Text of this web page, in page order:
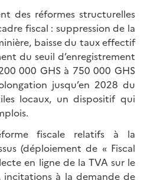
des réformes structurelles
fiscal : suppression de la
baisse du taux effectif
du seuil d’enregistrement
000 GHS à 750 000 GHS
jusqu’en 2028 du
locaux, un dispositif qui
fiscale relatifs à la
(déploiement de « Fiscal
en ligne de la TVA sur le
incitations à la demande de